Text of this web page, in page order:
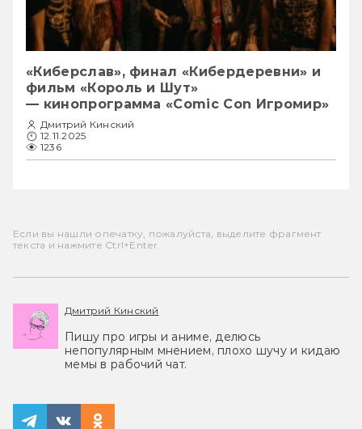
«Киберслав», финал «Кибердеревни» и
фильм «Король и Шут»
— кинопрограмма «Comic Con Игромир»
Дмитрий Кинский
12.11.2025
1236
Если вы нашли опечатку, пожалуйста, выделите фрагмент
текста и нажмите Ctrl+Enter.
Дмитрий Кинский
Пишу про игры и аниме, делюсь
непопулярным мнением, плохо шучу и кидаю
мемы в рабочий чат.